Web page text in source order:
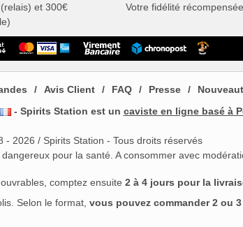
et 300€
Votre fidélité récompensée
Avis Client FAQ Presse
- Spirits Station est un caviste en ligne basé à
- 2026 / Spirits Station - Tous droits réservés
pour la santé. A consommer avec
ouvrables, comptez ensuite 2 à 4 jours pour la
Selon le format, vous pouvez commander 2 ou